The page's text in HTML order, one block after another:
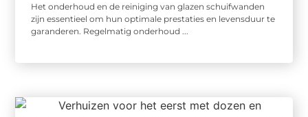
Het onderhoud en de reiniging van glazen schuifwanden
zijn essentieel om hun optimale prestaties en levensduur te
garanderen. Regelmatig onderhoud ...